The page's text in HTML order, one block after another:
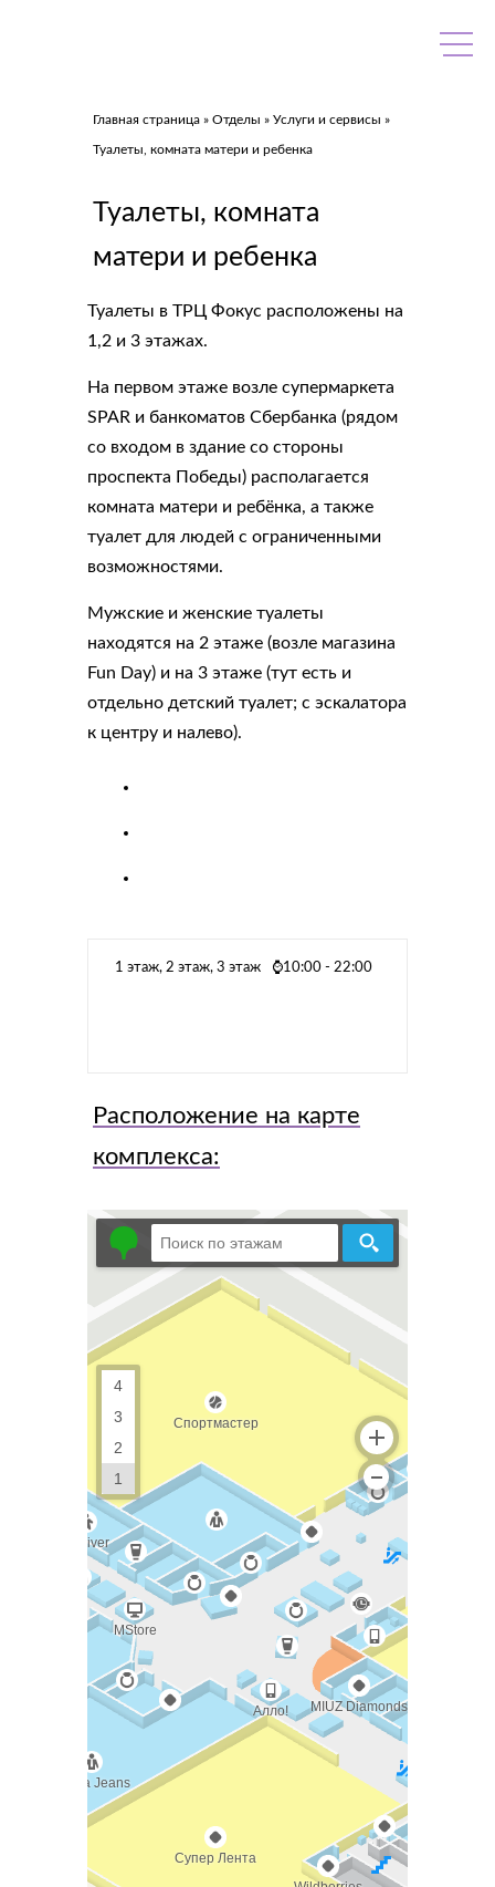
Главная страница » Отделы » Услуги и сервисы »
Туалеты, комната матери и ребенка
Туалеты, комната
матери и ребенка
Туалеты в ТРЦ Фокус расположены на
1,2 и 3 этажах.
На первом этаже возле супермаркета
SPAR и банкоматов Сбербанка (рядом
со входом в здание со стороны
проспекта Победы) располагается
комната матери и ребёнка, а также
туалет для людей с ограниченными
возможностями.
Мужские и женские туалеты
находятся на 2 этаже (возле магазина
Fun Day) и на 3 этаже (тут есть и
отдельно детский туалет; с эскалатора
к центру и налево).
1 этаж, 2 этаж, 3 этаж ⌚10:00 - 22:00
Расположение на карте
комплекса: